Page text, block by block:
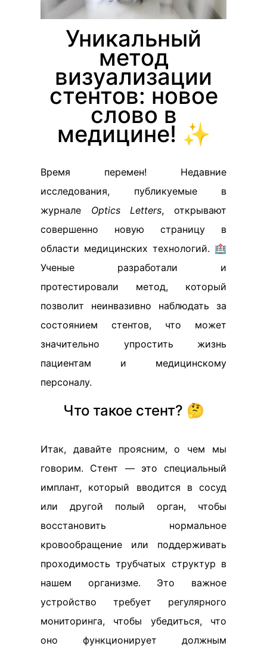
Уникальный
метод
визуализации
стентов: новое
слово в
медицине! ✨
Время перемен! Недавние
исследования, публикуемые в
журнале Optics Letters, открывают
совершенно новую страницу в
области медицинских технологий. 🏥
Ученые разработали и
протестировали метод, который
позволит неинвазивно наблюдать за
состоянием стентов, что может
значительно упростить жизнь
пациентам и медицинскому
персоналу.
Что такое стент? 🤔
Итак, давайте проясним, о чем мы
говорим. Стент — это специальный
имплант, который вводится в сосуд
или другой полый орган, чтобы
восстановить нормальное
кровообращение или поддерживать
проходимость трубчатых структур в
нашем организме. Это важное
устройство требует регулярного
мониторинга, чтобы убедиться, что
оно функционирует должным